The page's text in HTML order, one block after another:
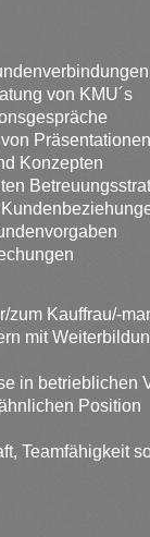
von KMU´s
Präsentationen
Konzepten
zum Kauffrau/-
mit
in betrieblichen
Position
Teamfähigkeit